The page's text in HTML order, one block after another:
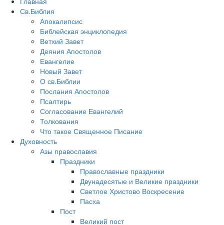
Св.Библия
Апокалипсис
Библейская энциклопедия
Ветхий Завет
Деяния Апостолов
Евангелие
Новый Завет
О св.Библии
Послания Апостолов
Псалтирь
Согласование Евангелий
Толкования
Что такое Священное Писание
Духовность
Азы православия
Праздники
Православные праздники
Двунадесятые и Великие праздники
Светлое Христово Воскресение
Пасха
Пост
Великий пост